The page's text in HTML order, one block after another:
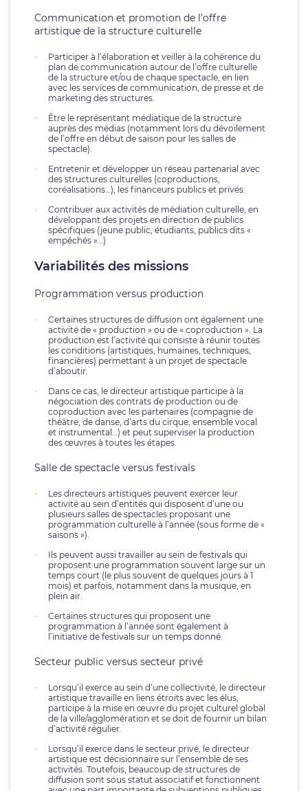
Communication et promotion de l’offre
artistique de la structure culturelle
Participer à l’élaboration et veiller à la cohérence du
plan de communication autour de l’offre culturelle
de la structure et/ou de chaque spectacle, en lien
avec les services de communication, de presse et de
marketing des structures.
Être le représentant médiatique de la structure
auprès des médias (notamment lors du dévoilement
de l’offre en début de saison pour les salles de
spectacle).
Entretenir et développer un réseau partenarial avec
des structures culturelles (coproductions,
coréalisations…), les financeurs publics et privés.
Contribuer aux activités de médiation culturelle, en
développant des projets en direction de publics
spécifiques (jeune public, étudiants, publics dits «
empêchés »…)
Variabilités des missions
Programmation versus production
Certaines structures de diffusion ont également une
activité de « production » ou de « coproduction ». La
production est l’activité qui consiste à réunir toutes
les conditions (artistiques, humaines, techniques,
financières) permettant à un projet de spectacle
d’aboutir.
Dans ce cas, le directeur artistique participe à la
négociation des contrats de production ou de
coproduction avec les partenaires (compagnie de
théâtre, de danse, d’arts du cirque, ensemble vocal
et instrumental…) et peut superviser la production
des œuvres à toutes les étapes.
Salle de spectacle versus festivals
Les directeurs artistiques peuvent exercer leur
activité au sein d’entités qui disposent d’une ou
plusieurs salles de spectacles proposant une
programmation culturelle à l’année (sous forme de «
saisons »).
Ils peuvent aussi travailler au sein de festivals qui
proposent une programmation souvent large sur un
temps court (le plus souvent de quelques jours à 1
mois) et parfois, notamment dans la musique, en
plein air.
Certaines structures qui proposent une
programmation à l’année sont également à
l’initiative de festivals sur un temps donné.
Secteur public versus secteur privé
Lorsqu’il exerce au sein d’une collectivité, le directeur
artistique travaille en liens étroits avec les élus,
participe à la mise en œuvre du projet culturel global
de la ville/agglomération et se doit de fournir un bilan
d’activité régulier.
Lorsqu’il exerce dans le secteur privé, le directeur
artistique est décisionnaire sur l’ensemble de ses
activités. Toutefois, beaucoup de structures de
diffusion sont sous statut associatif et fonctionnent